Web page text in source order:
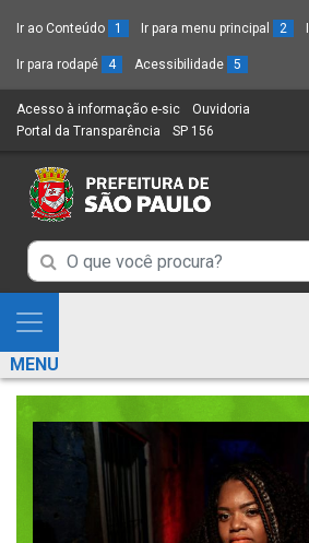
Ir ao Conteúdo 1 Ir para menu principal 2
Ir para rodapé 4 Acessibilidade 5
Acesso à informação e-sic (Link
para
novo
sítio)
Ouvidoria
Portal da Transparência (Link
um
novo
SP 156
Campo
de
Busca
de
informações
Campo
de
de
informações
Mostra
e
Esconde
Menu
MENU